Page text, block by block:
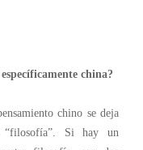
china?
chino se deja
“filosofía”. Si hay un